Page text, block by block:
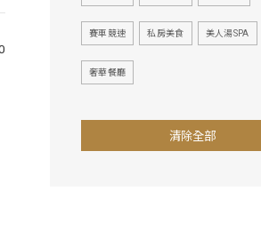
賽車競速 私房美食 美人湯SPA
奢華餐廳
清除全部